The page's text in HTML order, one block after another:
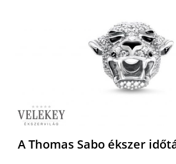
A Thomas Sabo ékszer